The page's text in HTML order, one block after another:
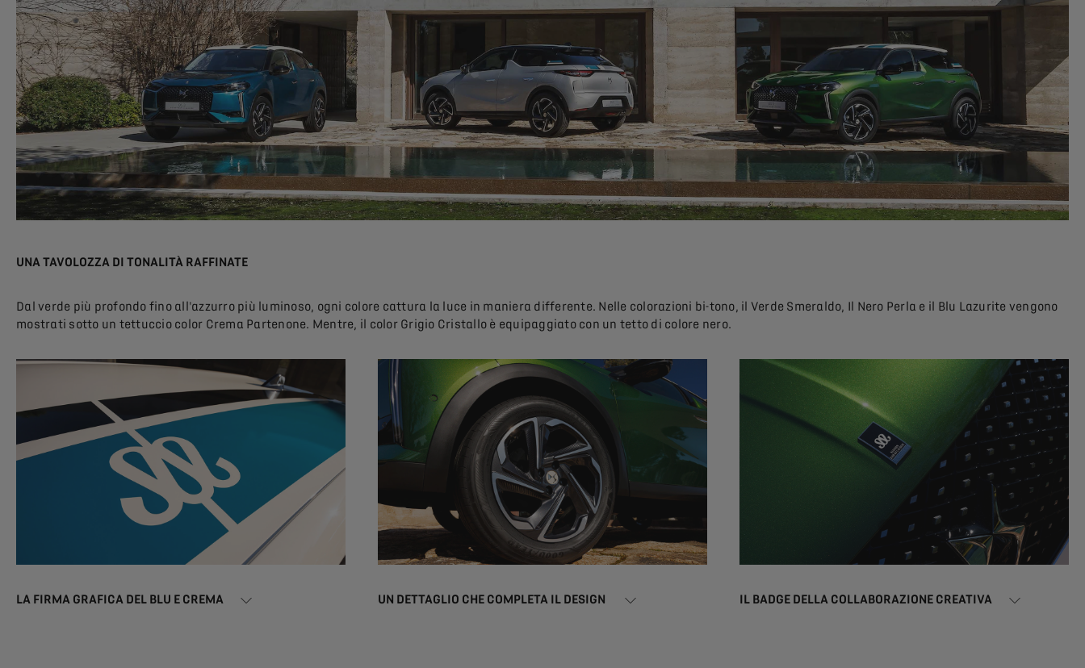
UNA TAVOLOZZA DI TONALITÀ RAFFINATE
Dal verde più profondo fino all'azzurro più luminoso, ogni colore cattura la luce in maniera differente. Nelle colorazioni bi-tono, il Verde Smeraldo, Il Nero Perla e il Blu Lazurite vengono
mostrati sotto un tettuccio color Crema Partenone. Mentre, il color Grigio Cristallo è equipaggiato con un tetto di colore nero.
LA FIRMA GRAFICA DEL BLU E CREMA UN DETTAGLIO CHE COMPLETA IL DESIGN IL BADGE DELLA COLLABORAZIONE CREATIVA